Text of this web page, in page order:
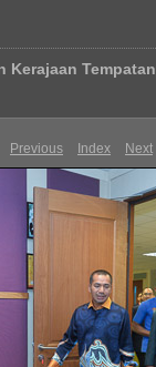
Kerajaan Tempatan
Previous Index Next